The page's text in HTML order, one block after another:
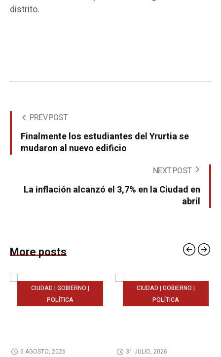
distrito.
PREV POST
Finalmente los estudiantes del Yrurtia se
mudaron al nuevo edificio
NEXT POST
La inflación alcanzó el 3,7% en la Ciudad en
abril
More posts
CIUDAD | GOBIERNO |
POLÍTICA
6 AGOSTO, 2026
CIUDAD | GOBIERNO |
POLÍTICA
31 JULIO, 2026